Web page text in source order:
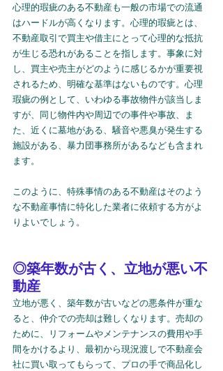
心理的瑕疵のある不動産も一般の市場での流通
はハードルが高くなります。心理的瑕疵とは、
不動産取引で買主や借主にとって心理的な抵抗
が生じる恐れがあることを指します。事象に対
し、買主や売主がどのように感じるかが重要視
されるため、明確な基準はないものです。心理
瑕疵の例として、いわゆる事故物件が該当しま
すが、同じ物件内や周辺での事件や事故、ま
た、近くに墓地がある、騒音や悪臭が発生する
施設がある、暴力団事務所があるなども含まれ
ます。
このように、特殊事情のある不動産はそのよう
な不動産事情に特化した業者に依頼する方がよ
りよいでしょう。
◎築年数が古く、立地が悪い不
動産
立地が悪く、築年数が古いなどの悪条件が重な
ると、仲介での売却は難しくなります。売却の
ために、リフォームやメンテナンスの費用や手
間をかけるより、最初から現況渡しで不動産会
社に買い取ってもらって、プロの手で商品化し